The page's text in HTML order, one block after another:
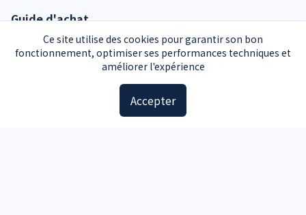
Ce site utilise des cookies pour garantir son bon
fonctionnement, optimiser ses performances techniques et
améliorer l'expérience
Accepter
Guide d'achat
Guide voiture d'occasion
Guide moto d'occasion
Guide voiture d'occasion